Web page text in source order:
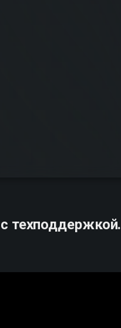
техподдержкой.